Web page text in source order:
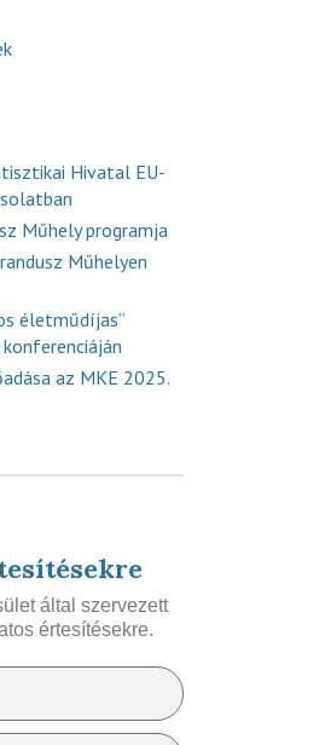
Hivatal EU-
Műhely programja
Műhelyen
életműdíjas”
az MKE 2025.
által szervezett
értesítésekre.